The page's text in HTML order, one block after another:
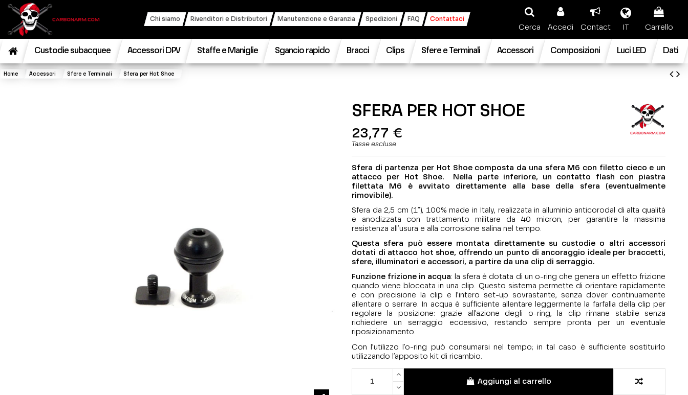
Chi siamo Rivenditori e Distributori Manutenzione e Garanzia Spedizioni FAQ Contattaci
Cerca Accedi Contact IT Carrello
Custodie subacquee Accessori DPV Staffe e Maniglie Sgancio rapido Bracci Clips Sfere e Terminali Accessori Composizioni Luci LED Dati
Home Accessori Sfere e Terminali Sfera per Hot Shoe
SFERA PER HOT SHOE
23,77 €
Tasse escluse
Sfera di partenza per Hot Shoe composta da una sfera M6 con filetto cieco e un
attacco per Hot Shoe. Nella parte inferiore, un contatto flash con piastra
filettata M6 è avvitato direttamente alla base della sfera (eventualmente
rimovibile).
Sfera da 2,5 cm (1”), 100% made in Italy, realizzata in alluminio anticorodal di alta qualità
e anodizzata con trattamento militare da 40 micron, per garantire la massima
resistenza all’usura e alla corrosione salina nel tempo.
Questa sfera può essere montata direttamente su custodie o altri accessori
dotati di attacco hot shoe, offrendo un punto di ancoraggio ideale per braccetti,
sfere, illuminatori e accessori, a partire da una clip di serraggio.
Funzione frizione in acqua: la sfera è dotata di un o-ring che genera un effetto frizione
quando viene bloccata in una clip. Questo sistema permette di orientare rapidamente
e con precisione la clip e l’intero set-up sovrastante, senza dover continuamente
allentare o serrare. In acqua è sufficiente allentare leggermente la farfalla della clip per
regolare la posizione: grazie all’azione degli o-ring, la clip rimane stabile senza
richiedere un serraggio eccessivo, restando sempre pronta per un eventuale
riposizionamento.
Con l’utilizzo l’o-ring può consumarsi nel tempo; in tal caso è sufficiente sostituirlo
utilizzando l’apposito kit di ricambio.
Aggiungi al carrello